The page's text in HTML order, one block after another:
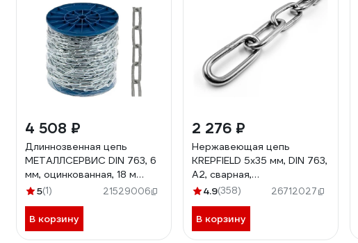
4 508 ₽
Длиннозвенная цепь
МЕТАЛЛСЕРВИС DIN 763, 6
мм, оцинкованная, 18 м
1227109
5(1) 21529006
В корзину
2 276 ₽
Нержавеющая цепь
KREPFIELD 5x35 мм, DIN 763,
А2, сварная,
длиннозвенная, 2 м
4.9(358) 26712027
В корзину